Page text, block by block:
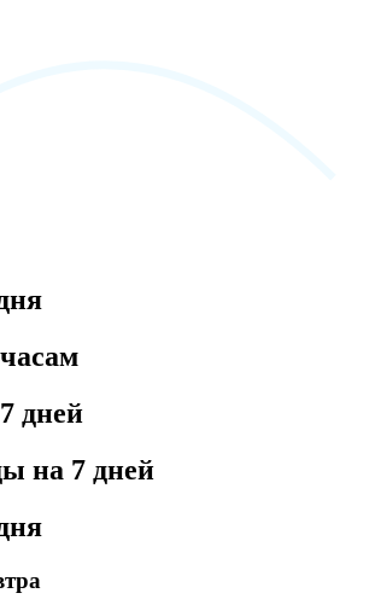
дней
на 7 дней